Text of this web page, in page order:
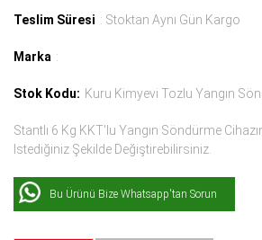
Teslim Süresi : Stoktan Aynı Gün Kargo
Marka :
Stok Kodu: Kuru Kimyevi Tozlu Yangın
Stantlı 6 Kg KKT'lu Yangın Söndürme
Istediğiniz Şekilde Değiştirebilirsiniz.
Bu Ürünü Bize Whatsapp'tan Sorun